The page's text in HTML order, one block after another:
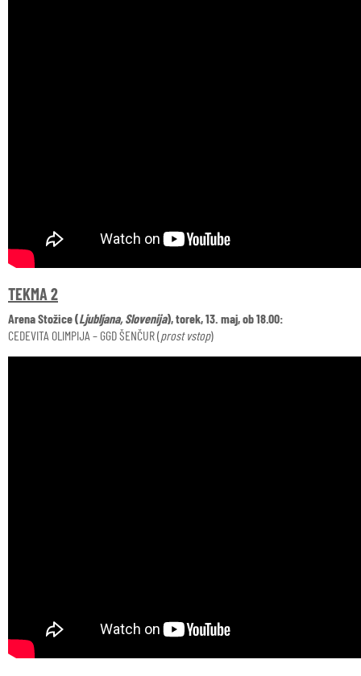
TEKMA 2
Arena Stožice (Ljubljana, Slovenija), torek, 13. maj, ob 18.00:
CEDEVITA OLIMPIJA – GGD ŠENČUR (prost vstop)